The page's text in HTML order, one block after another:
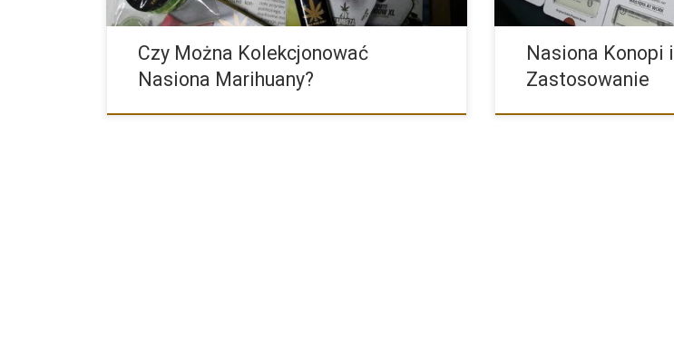
Czy Można Kolekcjonować
Nasiona Marihuany?
Nasiona Konopi
Zastosowanie